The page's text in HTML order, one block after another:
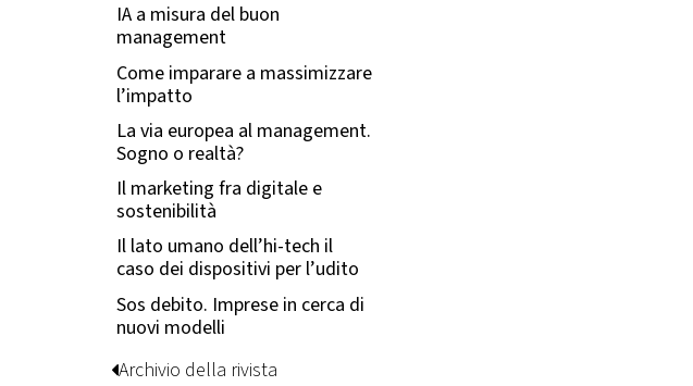
IA a misura del buon
management
Come imparare a massimizzare
l’impatto
La via europea al management.
Sogno o realtà?
Il marketing fra digitale e
sostenibilità
Il lato umano dell’hi-tech il
caso dei dispositivi per l’udito
Sos debito. Imprese in cerca di
nuovi modelli
Archivio della rivista